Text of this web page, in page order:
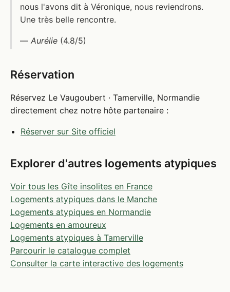
nous l'avons dit à Véronique, nous reviendrons.
Une très belle rencontre.
— Aurélie (4.8/5)
Réservation
Réservez Le Vaugoubert · Tamerville, Normandie
directement chez notre hôte partenaire :
Réserver sur Site officiel
Explorer d'autres logements atypiques
Voir tous les Gîte insolites en France
Logements atypiques dans le Manche
Logements atypiques en Normandie
Logements en amoureux
Logements atypiques à Tamerville
Parcourir le catalogue complet
Consulter la carte interactive des logements